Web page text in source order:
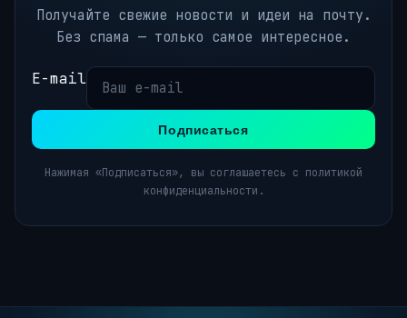
Получайте свежие новости и идеи на почту.
Без спама — только самое интересное.
E-mail
Подписаться
Нажимая «Подписаться», вы соглашаетесь с политикой
конфиденциальности.